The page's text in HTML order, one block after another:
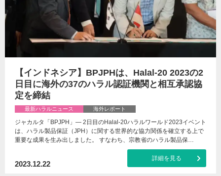
【インドネシア】BPJPHは、Halal-20 2023の2
日目に海外の37のハラル認証機関と相互承認協
定を締結
最新ハラルニュース 海外レポート
ジャカルタ「BPJPH」— 2日目のHalal-20ハラルワールド2023イベント
は、ハラル製品保証（JPH）に関する世界的な協力関係を確立する上で
重要な成果を生み出しました。 すなわち、宗教省のハラル製品保…
2023.12.22
詳細を見る